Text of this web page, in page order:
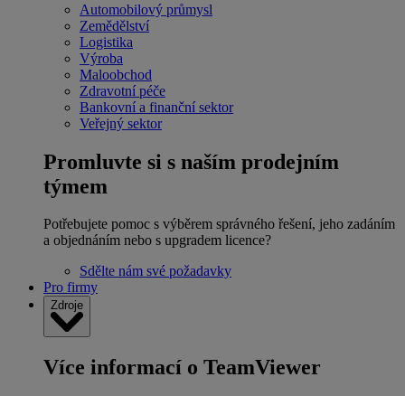
Automobilový průmysl
Zemědělství
Logistika
Výroba
Maloobchod
Zdravotní péče
Bankovní a finanční sektor
Veřejný sektor
Promluvte si s naším prodejním
týmem
Potřebujete pomoc s výběrem správného řešení, jeho zadáním
a objednáním nebo s upgradem licence?
Sdělte nám své požadavky
Pro firmy
Zdroje
Více informací o TeamViewer